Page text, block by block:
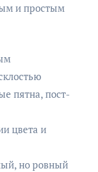
и простым
пятна, пост-
цвета и
но ровный